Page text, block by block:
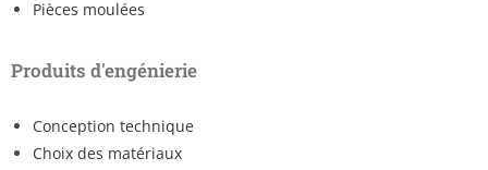
Pièces moulées
Produits d'engénierie
Conception technique
Choix des matériaux